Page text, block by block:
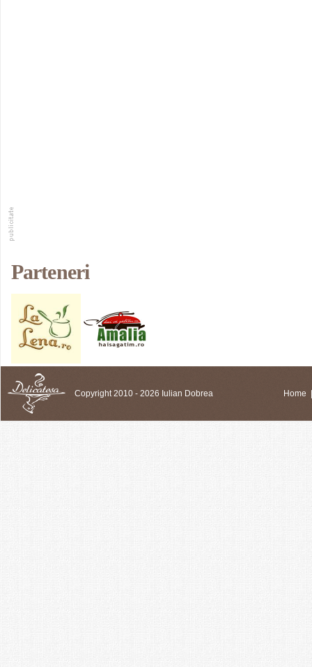
Parteneri
Copyright 2010 - 2026 Iulian Dobrea Home |